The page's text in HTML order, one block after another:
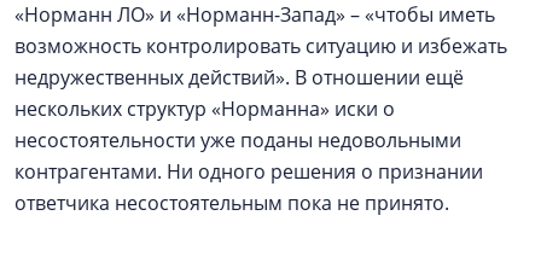
«Норманн ЛО» и «Норманн-Запад» – «чтобы иметь
возможность контролировать ситуацию и избежать
недружественных действий». В отношении ещё
нескольких структур «Норманна» иски о
несостоятельности уже поданы недовольными
контрагентами. Ни одного решения о признании
ответчика несостоятельным пока не принято.